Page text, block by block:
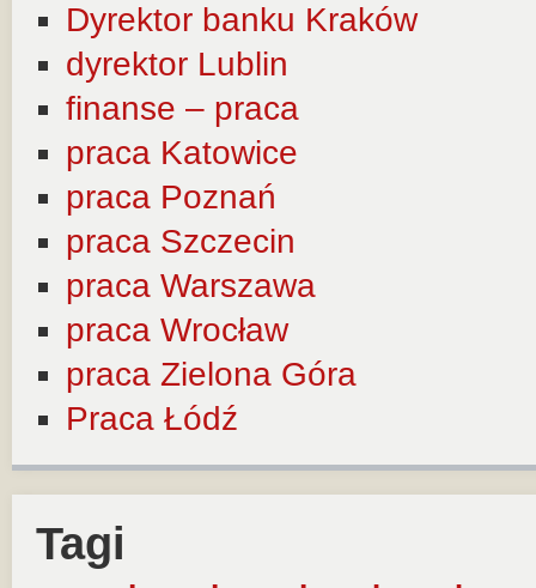
Dyrektor banku Kraków
dyrektor Lublin
finanse – praca
praca Katowice
praca Poznań
praca Szczecin
praca Warszawa
praca Wrocław
praca Zielona Góra
Praca Łódź
Tagi